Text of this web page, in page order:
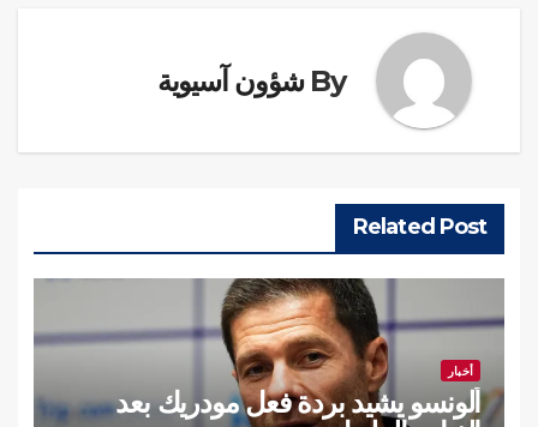
By شؤون آسيوية
Related Post
أخبار
ألونسو يشيد بردة فعل مودريك بعد